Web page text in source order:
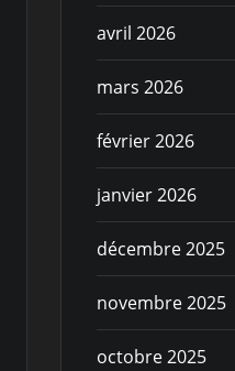
avril 2026
mars 2026
février 2026
janvier 2026
décembre 2025
novembre 2025
octobre 2025